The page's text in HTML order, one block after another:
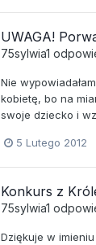
UWAGA!
75sylwia1
Nie
kobietę, bo na
swoje dziecko i
5 Lutego 2012
Konkurs z
75sylwia1
Dziękuje w